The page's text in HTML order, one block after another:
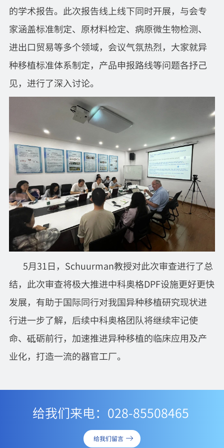
的学术报告。此次报告线上线下同时开展，与会专
家涵盖标准制定、原材料检定、病原微生物检测、
进出口贸易等多个领域，会议气氛热烈，大家就异
种移植标准体系制定，产品申报路线等问题各抒己
见，进行了深入讨论。
5月31日，Schuurman教授对此次审查进行了总
结，此次审查将极大推进中科奥格DPF设施更好更快
发展，有助于国际同行对我国异种移植研究现状进
行进一步了解，后续中科奥格团队将继续牢记使
命、砥砺前行，加速推进异种移植的临床应用及产
业化，打造一流的器官工厂。
给我们来电：028-85508465
给我们留言